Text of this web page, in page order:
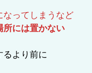
なってしまうなど
所には置かない
るより前に